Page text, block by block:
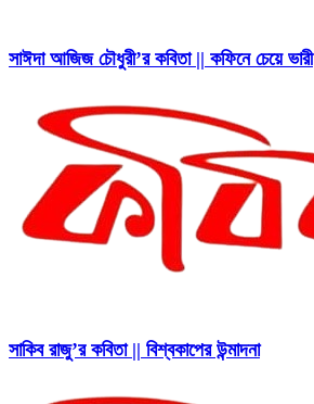
সাঈদা আজিজ চৌধুরী’র কবিতা || কফিনে চেয়ে ভারী
সাকিব রাজু’র কবিতা || বিশ্বকাপের উন্মাদনা